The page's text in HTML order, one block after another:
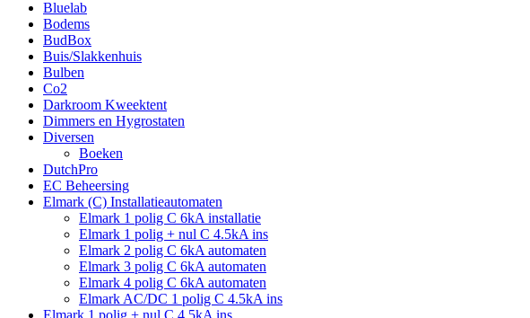
Bluelab
Bodems
BudBox
Buis/Slakkenhuis
Bulben
Co2
Darkroom Kweektent
Dimmers en Hygrostaten
Diversen
Boeken
DutchPro
EC Beheersing
Elmark (C) Installatieautomaten
Elmark 1 polig C 6kA installatie
Elmark 1 polig + nul C 4.5kA ins
Elmark 2 polig C 6kA automaten
Elmark 3 polig C 6kA automaten
Elmark 4 polig C 6kA automaten
Elmark AC/DC 1 polig C 4.5kA ins
Elmark 1 polig + nul C 4.5kA ins